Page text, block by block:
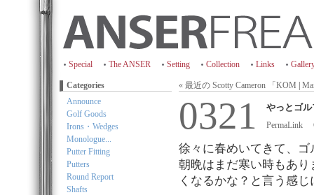
Special The ANSER Setting Collection Links
Categories
Announce
Golf Goods
Irons・Wedges
Monologue...
Putter Fitting
Putters
Round Report
Shafts
« 最近の Scotty Cameron 「KOM
0321 やっとゴ
PermaLink
徐々に春めいてきて、
朝晩はまだ寒い時もあ
くなるかな？と言う感